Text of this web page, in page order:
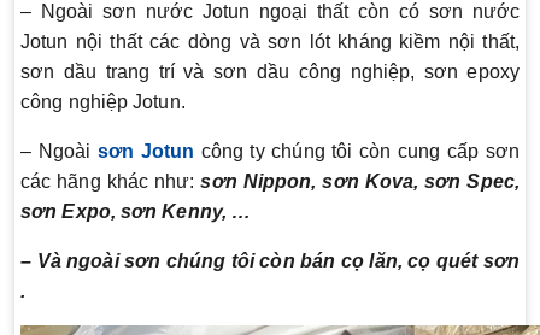
– Ngoài sơn nước Jotun ngoại thất còn có sơn nước
Jotun nội thất các dòng và sơn lót kháng kiềm nội thất,
sơn dầu trang trí và sơn dầu công nghiệp, sơn epoxy
công nghiệp Jotun.
– Ngoài sơn Jotun công ty chúng tôi còn cung cấp sơn
các hãng khác như:sơn Nippon, sơn Kova, sơn Spec,
sơn Expo, sơn Kenny, …
– Và ngoài sơn chúng tôi còn bán cọ lăn, cọ quét sơn
.